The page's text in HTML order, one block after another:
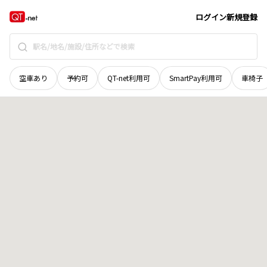
ログイン新規登録
空車あり 予約可 QT-net利用可 SmartPay利用可 車椅子
北海道